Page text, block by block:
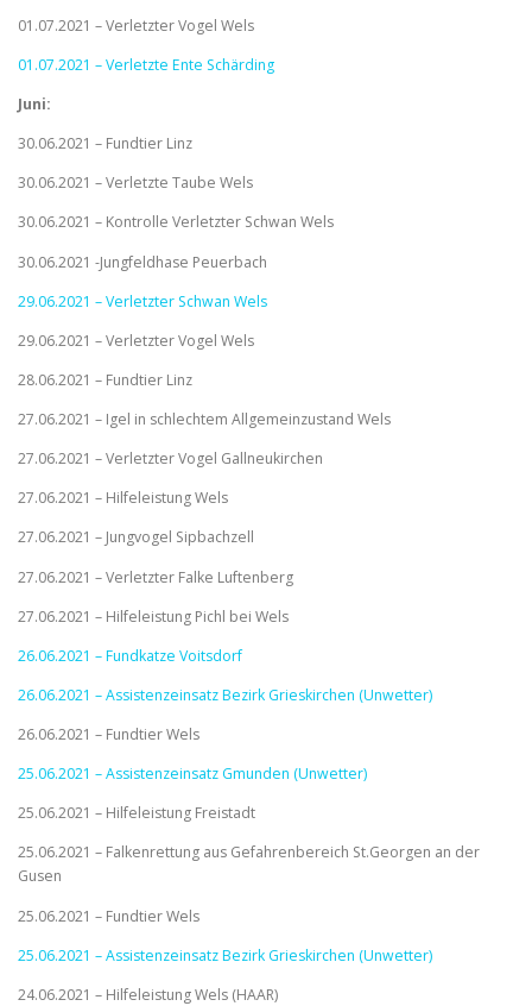
01.07.2021 – Verletzter Vogel Wels
01.07.2021 – Verletzte Ente Schärding
Juni:
30.06.2021 – Fundtier Linz
30.06.2021 – Verletzte Taube Wels
30.06.2021 – Kontrolle Verletzter Schwan Wels
30.06.2021 -Jungfeldhase Peuerbach
29.06.2021 – Verletzter Schwan Wels
29.06.2021 – Verletzter Vogel Wels
28.06.2021 – Fundtier Linz
27.06.2021 – Igel in schlechtem Allgemeinzustand Wels
27.06.2021 – Verletzter Vogel Gallneukirchen
27.06.2021 – Hilfeleistung Wels
27.06.2021 – Jungvogel Sipbachzell
27.06.2021 – Verletzter Falke Luftenberg
27.06.2021 – Hilfeleistung Pichl bei Wels
26.06.2021 – Fundkatze Voitsdorf
26.06.2021 – Assistenzeinsatz Bezirk Grieskirchen (Unwetter)
26.06.2021 – Fundtier Wels
25.06.2021 – Assistenzeinsatz Gmunden (Unwetter)
25.06.2021 – Hilfeleistung Freistadt
25.06.2021 – Falkenrettung aus Gefahrenbereich St.Georgen an der
Gusen
25.06.2021 – Fundtier Wels
25.06.2021 – Assistenzeinsatz Bezirk Grieskirchen (Unwetter)
24.06.2021 – Hilfeleistung Wels (HAAR)